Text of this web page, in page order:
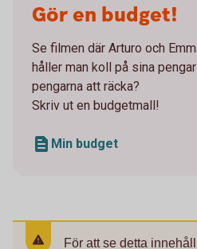
Gör en budget!
Se filmen där Arturo och
håller man koll på sina
pengarna att räcka?
Skriv ut en budgetmall!
Min budget
För att se detta